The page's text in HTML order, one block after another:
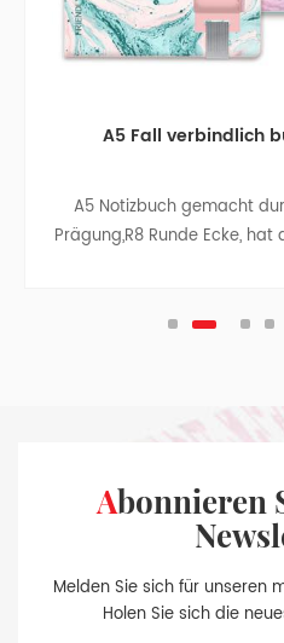
A5 Fall verbindlich
A5 Notizbuch gemacht
Prägung,R8 Runde Ecke,
Abonnieren Sie Unseren
Melden Sie sich für unseren
Holen Sie sich die